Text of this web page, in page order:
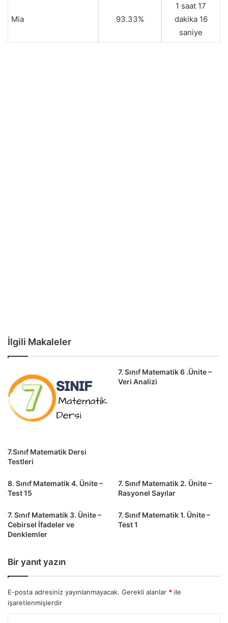
Mia 93.33%
1 saat 17
dakika 16
saniye
İlgili Makaleler
7.Sınıf Matematik Dersi
Testleri
7. Sınıf Matematik 6 .Ünite –
Veri Analizi
8. Sınıf Matematik 4. Ünite –
Test 15
7. Sınıf Matematik 2. Ünite –
Rasyonel Sayılar
7. Sınıf Matematik 3. Ünite –
Cebirsel İfadeler ve
Denklemler
7. Sınıf Matematik 1. Ünite –
Test 1
Bir yanıt yazın
E-posta adresiniz yayınlanmayacak. Gerekli alanlar * ile
işaretlenmişlerdir